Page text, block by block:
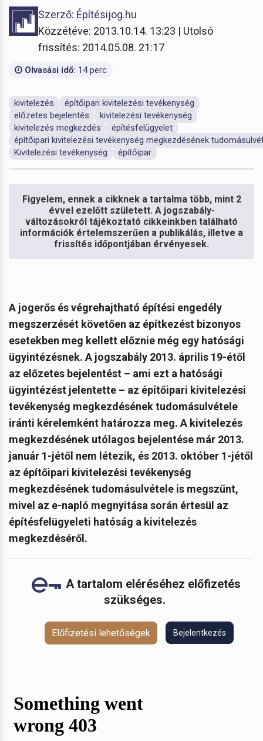
Szerző: Építésijog.hu
Közzétéve: 2013.10.14. 13:23 | Utolsó
frissítés: 2014.05.08. 21:17
Olvasási idő: 14 perc
kivitelezés
építőipari kivitelezési tevékenység
előzetes bejelentés
kivitelezési tevékenység
kivitelezés megkezdés
építésfelügyelet
építőipari kivitelezési tevékenység megkezdésének
Kivitelezési tevékenység
építőipar
Figyelem, ennek a cikknek a tartalma több, mint 2
évvel ezelőtt született. A jogszabály-
változásokról tájékoztató cikkeinkben található
információk értelemszerűen a publikálás, illetve a
frissítés időpontjában érvényesek.
A jogerős és végrehajtható építési engedély
megszerzését követően az építkezést bizonyos
esetekben meg kellett előznie még egy hatósági
ügyintézésnek. A jogszabály 2013. április 19-étől
az előzetes bejelentést – ami ezt a hatósági
ügyintézést jelentette – az építőipari kivitelezési
tevékenység megkezdésének tudomásulvétele
iránti kérelemként határozza meg. A kivitelezés
megkezdésének utólagos bejelentése már 2013.
január 1-jétől nem létezik, és 2013. október 1-jétől
az építőipari kivitelezési tevékenység
megkezdésének tudomásulvétele is megszűnt,
mivel az e-napló megnyitása során értesül az
építésfelügyeleti hatóság a kivitelezés
megkezdéséről.
A tartalom eléréséhez előfizetés
szükséges.
Előfizetési lehetőségek Bejelentkezés